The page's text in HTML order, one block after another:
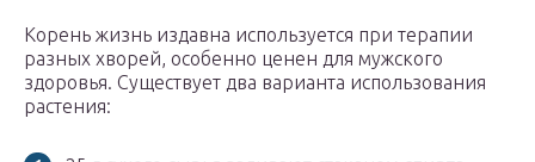
Корень жизнь издавна используется при терапии
разных хворей, особенно ценен для мужского
здоровья. Существует два варианта использования
растения: